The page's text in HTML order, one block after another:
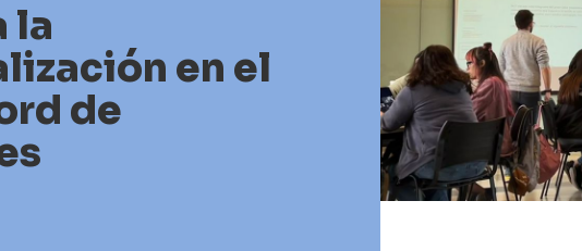
la
en el
de